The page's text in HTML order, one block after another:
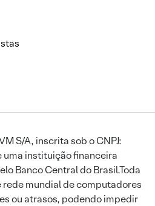
S/A, inscrita sob o CNPJ:
instituição financeira
Banco Central do Brasil.Toda
mundial de computadores
ou atrasos, podendo impedir